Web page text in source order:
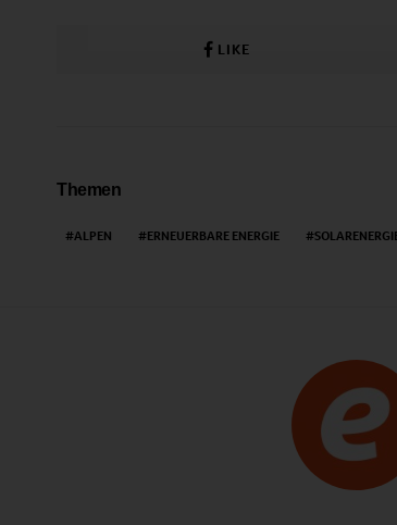
LIKE
Themen
ALPEN ERNEUERBARE ENERGIE